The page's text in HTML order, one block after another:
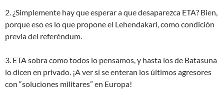
2. ¿Simplemente hay que esperar a que desaparezca ETA? Bien,
porque eso es lo que propone el Lehendakari, como condición
previa del referéndum.
3. ETA sobra como todos lo pensamos, y hasta los de Batasuna
lo dicen en privado. ¡A ver si se enteran los últimos agresores
con “soluciones militares” en Europa!